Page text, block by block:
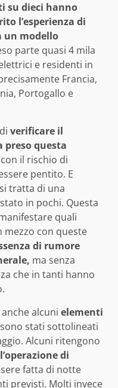
su dieci hanno
l’esperienza di
un modello
parte quasi 4 mila
e residenti in
Francia,
Portogallo e
verificare il
preso questa
il rischio di
pentito. E
tratta di una
in pochi. Questa
quali
mezzo con queste
di rumore
ma senza
che in tanti hanno
alcuni elementi
stati sottolineati
Alcuni ritengono
di
fatta di notte
previsti. Molti invece